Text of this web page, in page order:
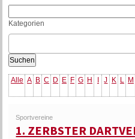
Kategorien
Alle A B C D E F G H J K L M
Sportvereine
1. ZERBSTER